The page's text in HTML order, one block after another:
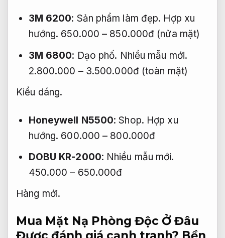
3M 6200: Sản phẩm làm đẹp. Hợp xu
hướng. 650.000 – 850.000đ (nửa mặt)
3M 6800: Dạo phố. Nhiều mẫu mới.
2.800.000 – 3.500.000đ (toàn mặt)
Kiểu dáng.
Honeywell N5500:Shop. Hợp xu
hướng. 600.000 – 800.000đ
DOBU KR-2000: Nhiều mẫu mới.
450.000 – 650.000đ
Hàng mới.
Mua Mặt Nạ Phòng Độc Ở Đâu